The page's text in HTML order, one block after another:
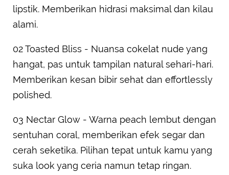
lipstik. Memberikan hidrasi maksimal dan kilau
alami.
02 Toasted Bliss - Nuansa cokelat nude yang
hangat, pas untuk tampilan natural sehari-hari.
Memberikan kesan bibir sehat dan effortlessly
polished.
03 Nectar Glow - Warna peach lembut dengan
sentuhan coral, memberikan efek segar dan
cerah seketika. Pilihan tepat untuk kamu yang
suka look yang ceria namun tetap ringan.